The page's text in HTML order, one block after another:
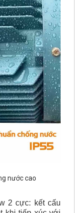
khi tiếp xúc với
bị được